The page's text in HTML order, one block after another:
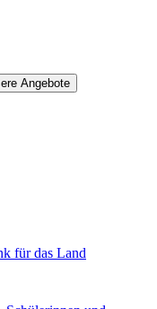
Angebote
für das Land